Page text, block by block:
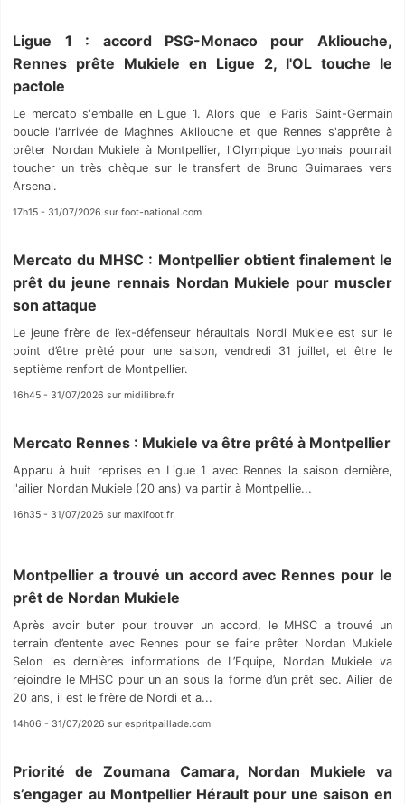
Ligue 1 : accord PSG-Monaco pour Akliouche,
Rennes prête Mukiele en Ligue 2, l'OL touche le
pactole
Le mercato s'emballe en Ligue 1. Alors que le Paris Saint-Germain
boucle l'arrivée de Maghnes Akliouche et que Rennes s'apprête à
prêter Nordan Mukiele à Montpellier, l'Olympique Lyonnais pourrait
toucher un très chèque sur le transfert de Bruno Guimaraes vers
Arsenal.
17h15 - 31/07/2026 sur foot-national.com
Mercato du MHSC : Montpellier obtient finalement le
prêt du jeune rennais Nordan Mukiele pour muscler
son attaque
Le jeune frère de l’ex-défenseur héraultais Nordi Mukiele est sur le
point d’être prêté pour une saison, vendredi 31 juillet, et être le
septième renfort de Montpellier.
16h45 - 31/07/2026 sur midilibre.fr
Mercato Rennes : Mukiele va être prêté à Montpellier
Apparu à huit reprises en Ligue 1 avec Rennes la saison dernière,
l'ailier Nordan Mukiele (20 ans) va partir à Montpellie...
16h35 - 31/07/2026 sur maxifoot.fr
Montpellier a trouvé un accord avec Rennes pour le
prêt de Nordan Mukiele
Après avoir buter pour trouver un accord, le MHSC a trouvé un
terrain d’entente avec Rennes pour se faire prêter Nordan Mukiele
Selon les dernières informations de L’Equipe, Nordan Mukiele va
rejoindre le MHSC pour un an sous la forme d’un prêt sec. Ailier de
20 ans, il est le frère de Nordi et a...
14h06 - 31/07/2026 sur espritpaillade.com
Priorité de Zoumana Camara, Nordan Mukiele va
s’engager au Montpellier Hérault pour une saison en